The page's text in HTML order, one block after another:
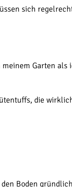
sich
Garten
die
Boden